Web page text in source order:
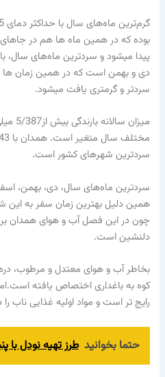
بوده که در همین ماه ها هم در
دی و بهمن است که در همین زمان ها
سردتر و گرمتری یافت میشود.
سردترین شهرهای کشور است.
سردترین ماه‌های سال، دی، بهمن،
همین دلیل بهترین زمان سفر به این
چون در این فصل آب و هوای همدان
دلنشین است.
بخاطر آب و هوای معتدل و مرطوب، دره
کوه به باغداری اختصاص یافته
رایج تر است و مواد اولیه غذایی ناب را
حتما بخوانید طرز تهیه نودل با